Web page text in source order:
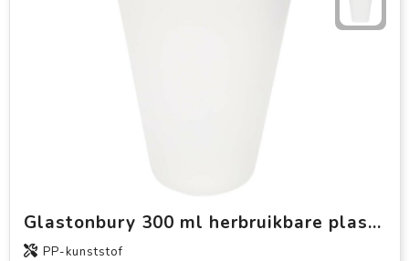
Glastonbury 300 ml herbruikbare plastic beker
PP-kunststof